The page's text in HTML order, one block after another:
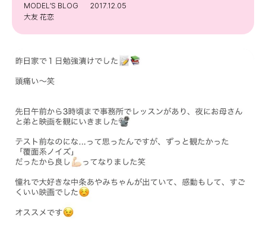
MODEL’S BLOG
2017.12.05
大友 花恋